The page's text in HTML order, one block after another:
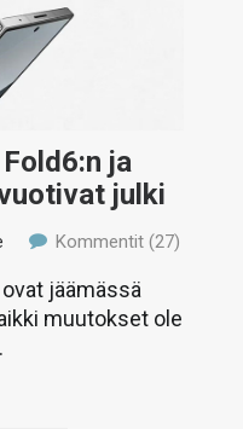
ja
julki
Kommentit (27)
jäämässä
muutokset ole